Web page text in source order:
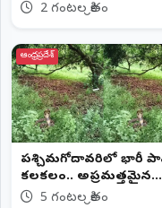
నివాళి2 గంటల క్రితం
ఆంధ్రప్రదేశ్
పశ్చిమగోదావరిలో భారీ
కలకలం.. అప్రమత్తమైన
స్థానికులు
5 గంటల క్రితం